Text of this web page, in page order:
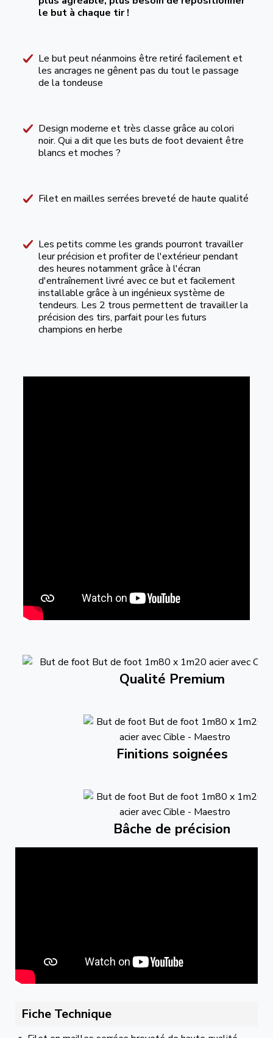
le but à chaque tir !
Le but peut néanmoins être retiré facilement et
les ancrages ne gênent pas du tout le passage
de la tondeuse
Design moderne et très classe grâce au colori
noir. Qui a dit que les buts de foot devaient être
blancs et moches ?
Filet en mailles serrées breveté de haute qualité
Les petits comme les grands pourront travailler
leur précision et profiter de l'extérieur pendant
des heures notamment grâce à l'écran
d'entraînement livré avec ce but et facilement
installable grâce à un ingénieux système de
tendeurs. Les 2 trous permettent de travailler la
précision des tirs, parfait pour les futurs
champions en herbe
Qualité Premium
Finitions soignées
Bâche de précision
Fiche Technique